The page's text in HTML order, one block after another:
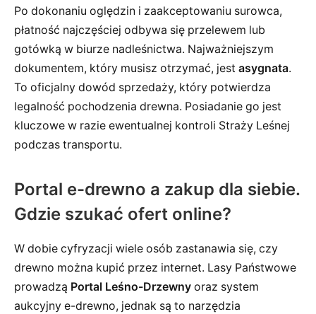
Po dokonaniu oględzin i zaakceptowaniu surowca,
płatność najczęściej odbywa się przelewem lub
gotówką w biurze nadleśnictwa. Najważniejszym
dokumentem, który musisz otrzymać, jest asygnata.
To oficjalny dowód sprzedaży, który potwierdza
legalność pochodzenia drewna. Posiadanie go jest
kluczowe w razie ewentualnej kontroli Straży Leśnej
podczas transportu.
Portal e-drewno a zakup dla siebie.
Gdzie szukać ofert online?
W dobie cyfryzacji wiele osób zastanawia się, czy
drewno można kupić przez internet. Lasy Państwowe
prowadzą Portal Leśno-Drzewny oraz system
aukcyjny e-drewno, jednak są to narzędzia